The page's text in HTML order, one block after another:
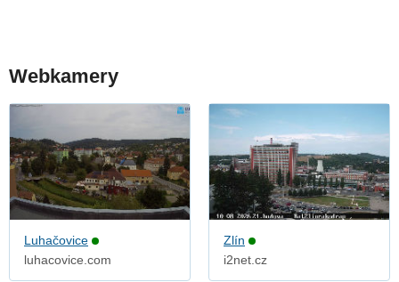
Webkamery
Luhačovice
luhacovice.com
Zlín
i2net.cz